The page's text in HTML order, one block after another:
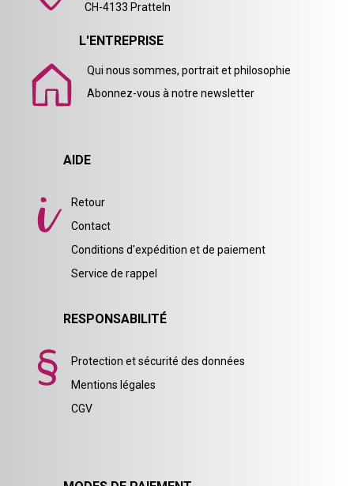
CH-4133 Pratteln
L'ENTREPRISE
Qui nous sommes, portrait et philosophie
Abonnez-vous à notre newsletter
AIDE
Retour
Contact
Conditions d'expédition et de paiement
Service de rappel
RESPONSABILITÉ
Protection et sécurité des données
Mentions légales
CGV